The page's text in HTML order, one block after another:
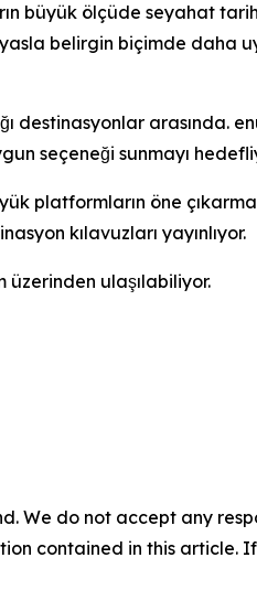
büyük ölçüde seyahat
belirgin biçimde daha
destinasyonlar arasında.
seçeneği sunmayı
platformların öne
kılavuzları yayınlıyor.
ulaşılabiliyor.
We do not accept any
contained in this article.